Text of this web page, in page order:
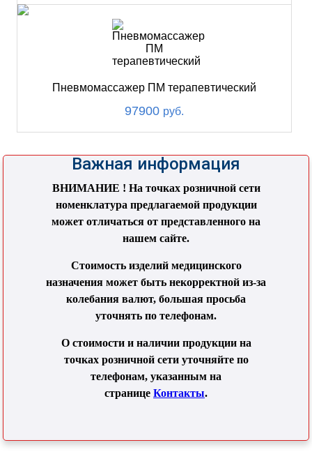
Пневмомассажер ПМ терапевтический
97900 руб.
Важная информация
ВНИМАНИЕ ! На точках розничной сети
номенклатура предлагаемой продукции
может отличаться от представленного на
нашем сайте.
Стоимость изделий медицинского
назначения может быть некорректной из-за
колебания валют, большая просьба
уточнять по телефонам.
О стоимости и наличии продукции на
точках розничной сети уточняйте по
телефонам, указанным на
странице Контакты.